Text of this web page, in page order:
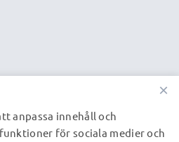
×
anpassa innehåll och
för sociala medier och